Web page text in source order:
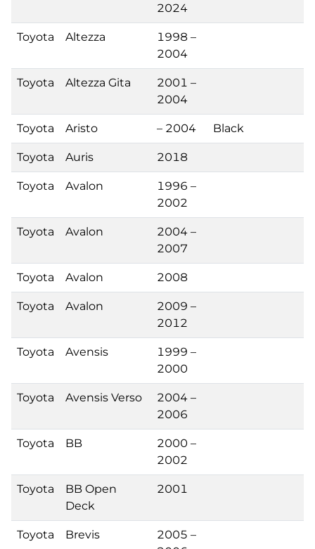
2024
Toyota Altezza
1998 –
2004
Toyota Altezza Gita
2001 –
2004
Toyota Aristo – 2004 Black
Toyota Auris 2018
Toyota Avalon
1996 –
2002
Toyota Avalon
2004 –
2007
Toyota Avalon 2008
Toyota Avalon
2009 –
2012
Toyota Avensis
1999 –
2000
Toyota Avensis Verso
2004 –
2006
Toyota BB
2000 –
2002
Toyota
BB Open
Deck
2001
Toyota Brevis
2005 –